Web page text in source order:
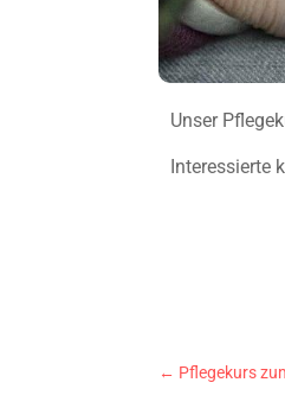
Unser
Interessierte
← Pflegekurs